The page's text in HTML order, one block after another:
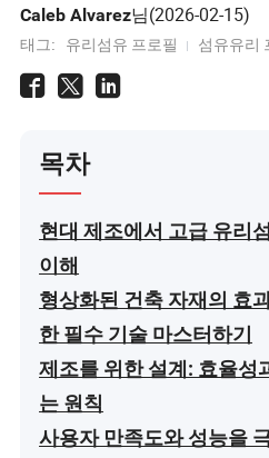
Caleb Alvarez님(2026-02-15)
태그: 유리섬유 프로필 섬유유리
목차
현대 제조에서 고급 유리
이해
형상화된 건축 자재의 효
한 필수 기술 마스터하기
제조를 위한 설계: 효율성
는 원칙
사용자 만족도와 성능을